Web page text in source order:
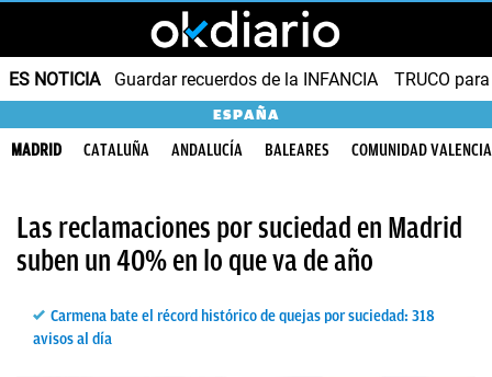
ES NOTICIA Guardar recuerdos de la INFANCIA TRUCO
ESPAÑA
MADRID CATALUÑA ANDALUCÍA BALEARES COMUNIDAD
Las reclamaciones por suciedad en Madrid
suben un 40% en lo que va de año
Carmena bate el récord histórico de quejas por suciedad: 318
avisos al día